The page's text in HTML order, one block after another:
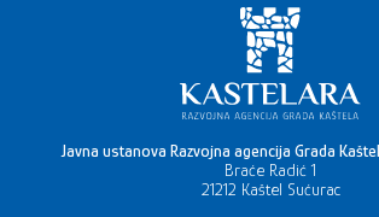
Javna ustanova Razvojna agencija Grada
Braće Radić 1
21212 Kaštel Sućurac